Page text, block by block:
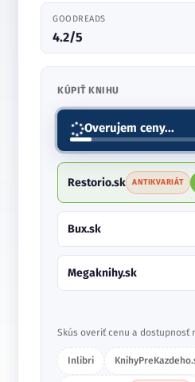
GOODREADS
4.2/5
KÚPIŤ KNIHU
Overujem ceny...
Restorio.sk ANTIKVARIÁT
Bux.sk
Megaknihy.sk
Skús overiť cenu a dostupnosť
Inlibri